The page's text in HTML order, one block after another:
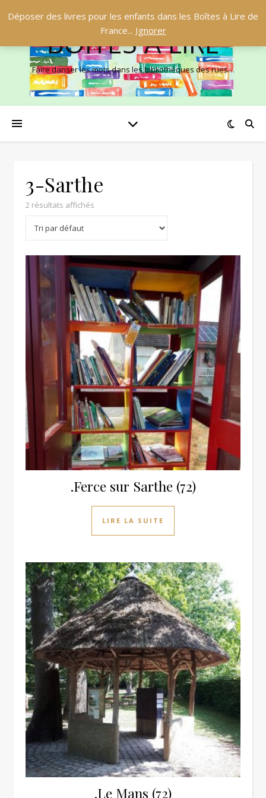
Déposer des livres pour les enfants dans les Boîtes à Lire de
France... Ignorer
BOÎTES À LIRE
Faire danser les mots dans les bibliothèques des rues…
3-Sarthe
2 résultats affichés
.Ferce sur Sarthe (72)
LIRE LA SUITE
.Le Mans (72)